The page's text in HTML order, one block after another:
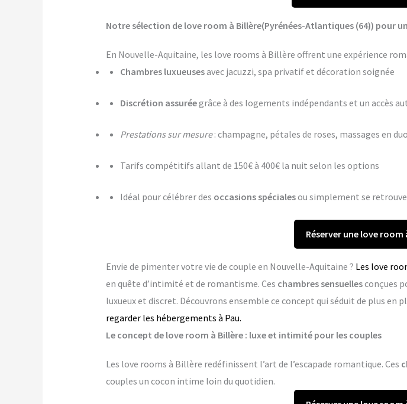
Notre sélection de love room à Billère(Pyrénées-Atlantiques (64)) pour
En Nouvelle-Aquitaine, les love rooms à Billère offrent une expérience
Chambres luxueusesavec jacuzzi, spa privatif et décoration soignée
Discrétion assuréegrâce à des logements indépendants et un accès
Prestations sur mesure: champagne, pétales de roses, massages en duo
Tarifs compétitifs allant de 150€ à 400€ la nuit selon les options
Idéal pour célébrer des occasions spécialesou simplement se
Réserver une love
Envie de pimenter votre vie de couple en Nouvelle-Aquitaine ? Les love
en quête d’intimité et de romantisme. Ces chambres sensuellesconçues
luxueux et discret. Découvrons ensemble ce concept qui séduit de plus en
regarder les hébergements à Pau.
Le concept de love room à Billère : luxe et intimité pour les couples
Les love rooms à Billère redéfinissent l’art de l’escapade romantique. Ces
couples un cocon intime loin du quotidien.